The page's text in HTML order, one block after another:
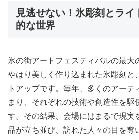
見逃せない！氷彫刻とライ
的な世界
氷の街アートフェスティバルの最大
やはり美しく作り込まれた氷彫刻と
トアップです。毎年、多くのアーテ
まり、それぞれの技術や創造性を駆
す。その結果、会場にはまるで現実
品が立ち並び、訪れた人々の目を奪